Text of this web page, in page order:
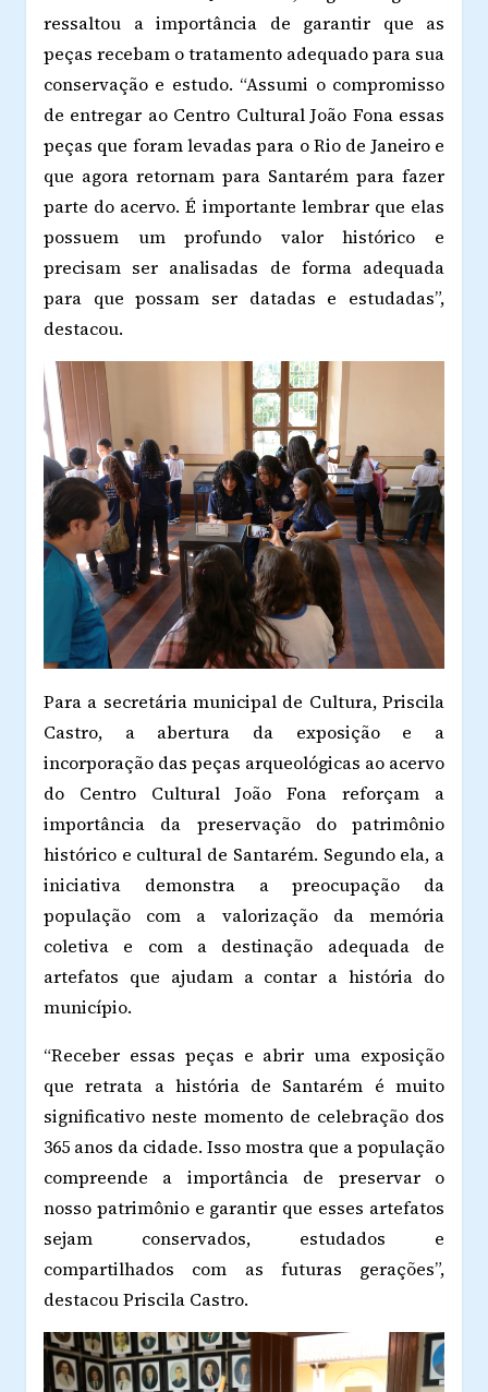
ressaltou a importância de garantir que as
peças recebam o tratamento adequado para sua
conservação e estudo. “Assumi o compromisso
de entregar ao Centro Cultural João Fona essas
peças que foram levadas para o Rio de Janeiro e
que agora retornam para Santarém para fazer
parte do acervo. É importante lembrar que elas
possuem um profundo valor histórico e
precisam ser analisadas de forma adequada
para que possam ser datadas e estudadas”,
destacou.
Para a secretária municipal de Cultura, Priscila
Castro, a abertura da exposição e a
incorporação das peças arqueológicas ao acervo
do Centro Cultural João Fona reforçam a
importância da preservação do patrimônio
histórico e cultural de Santarém. Segundo ela, a
iniciativa demonstra a preocupação da
população com a valorização da memória
coletiva e com a destinação adequada de
artefatos que ajudam a contar a história do
município.
“Receber essas peças e abrir uma exposição
que retrata a história de Santarém é muito
significativo neste momento de celebração dos
365 anos da cidade. Isso mostra que a população
compreende a importância de preservar o
nosso patrimônio e garantir que esses artefatos
sejam conservados, estudados e
compartilhados com as futuras gerações”,
destacou Priscila Castro.